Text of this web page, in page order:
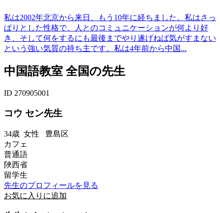
私は2002年北京から来日、もう10年に経ちました。私はさっ
ぱりとした性格で、人とのコミュニケーションが何より好
き、そして何をするにも最後までやり遂げねば気がすまない
という強い気質の持ち主です。私は4年前から中国...
中国語教室 全国の先生
ID 270905001
コウ セン先生
34歳 女性 豊島区
カフェ
普通語
陜西省
留学生
先生のプロフィールを見る
お気に入りに追加